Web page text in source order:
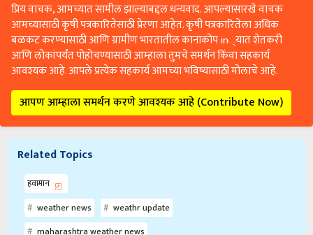
प्रिय वाचक, आमच्यात सामील झाल्याबद्दल धन्यवाद. आपल्यासारखे वाचक
आमच्यासाठी कृषी पत्रकारितेसाठी प्रेरणा आहेत. कृषी पत्रकारितेला अधिक
बळकट करण्यासाठी आणि ग्रामीण भारतातील कानाकोप in्यात शेतकरी
आणि लोकांपर्यंत पोहोचण्यासाठी आम्हाला तुमचे समर्थन किंवा सहकार्य
आवश्यक आहे. आपले प्रत्येक सहकार्य आमच्या भविष्यासाठी मोलाचे आहे.
आपण आम्हाला समर्थन करणे आवश्यक आहे (Contribute Now)
Related Topics
हवामान
weather news
weathr update
maharashtra weather news